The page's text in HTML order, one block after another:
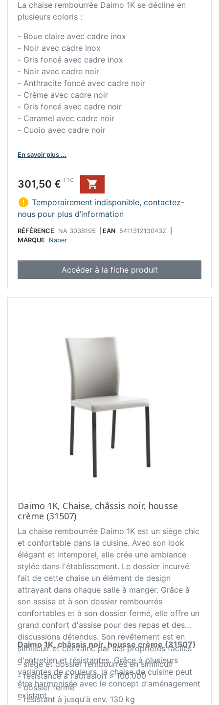
La chaise rembourrée Daimo 1K se décline en
plusieurs coloris :
- Boue claire avec cadre inox
- Noir avec cadre inox
- Gris foncé avec cadre inox
- Noir avec cadre noir
- Anthracite foncé avec cadre noir
- Crème avec cadre noir
- Gris foncé avec cadre noir
- Caramel avec cadre noir
- Cuoio avec cadre noir
En savoir plus ...
Prix
301,50 € TTC

 Temporairement indisponible, contactez-
nous pour plus d’information
RÉFÉRENCE NA 3038195 EAN 5411312130432
MARQUE
Naber
Accéder à la fiche produit
Daimo 1K, Chaise, châssis noir, housse
crème (31507)
La chaise rembourrée Daimo 1K est un siège chic
et confortable dans la cuisine. Avec son look
élégant et intemporel, elle crée une ambiance
stylée dans l'établissement. Le dossier incurvé
fait de cette chaise un élément de design
attrayant dans chaque salle à manger. Grâce à
son assise et à son dossier rembourrés
confortables et à son dossier fermé, elle offre un
grand confort d'assise pour des repas et des
discussions détendus. Son revêtement est en
similicuir et convainc par ses propriétés faciles
d'entretien et résistantes. Grâce à plusieurs
variantes de couleurs, la chaise de cuisine peut
être harmonisée avec le concept d'aménagement
existant.
Daimo 1K, châssis noir, housse crème (31507)
- siège et dossier rembourrés en similicuir
- résistance à l'abrasion > 100.000
- dossier fermé
- résistant à jusqu'à env. 130 kg